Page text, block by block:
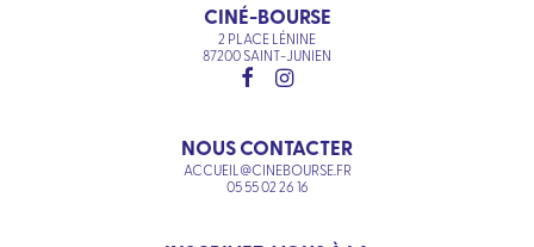
CINÉ-BOURSE
2 PLACE LÉNINE
87200 SAINT-JUNIEN
NOUS CONTACTER
ACCUEIL@CINEBOURSE.FR
05 55 02 26 16